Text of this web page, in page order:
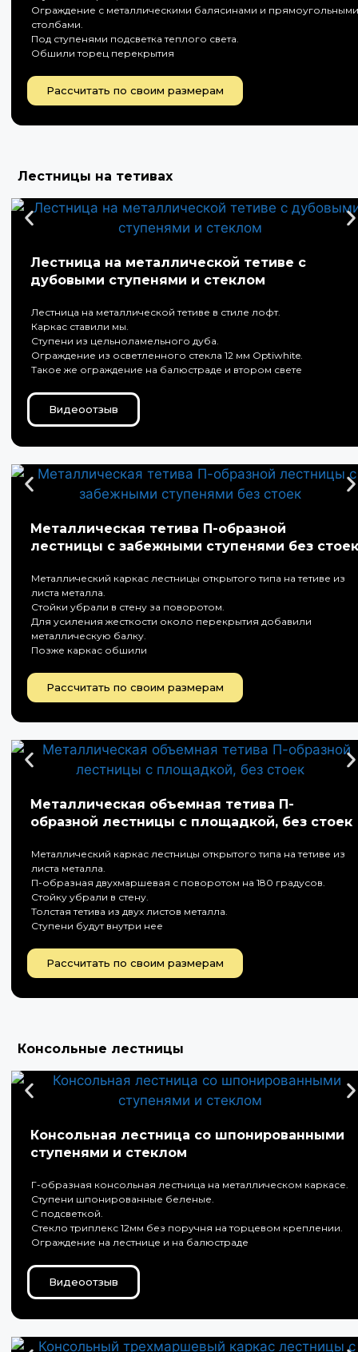
Ограждение с металлическими балясинами и прямоугольными
столбами.
Под ступенями подсветка теплого света.
Обшили торец перекрытия
Рассчитать по своим размерам
Лестницы на тетивах
Лестница на металлической тетиве с
дубовыми ступенями и стеклом
Лестница на металлической тетиве в стиле лофт.
Каркас ставили мы.
Ступени из цельноламельного дуба.
Ограждение из осветленного стекла 12 мм Optiwhite.
Такое же ограждение на балюстраде и втором свете
Видеоотзыв
Металлическая тетива П-образной
лестницы с забежными ступенями без стоек
Металлический каркас лестницы открытого типа на тетиве из
листа металла.
Стойки убрали в стену за поворотом.
Для усиления жесткости около перекрытия добавили
металлическую балку.
Позже каркас обшили
Рассчитать по своим размерам
Металлическая объемная тетива П-
образной лестницы с площадкой, без стоек
Металлический каркас лестницы открытого типа на тетиве из
листа металла.
П-образная двухмаршевая с поворотом на 180 градусов.
Стойку убрали в стену.
Толстая тетива из двух листов металла.
Ступени будут внутри нее
Рассчитать по своим размерам
Консольные лестницы
Консольная лестница со шпонированными
ступенями и стеклом
Г-образная консольная лестница на металлическом каркасе.
Ступени шпонированные беленые.
С подсветкой.
Стекло триплекс 12мм без поручня на торцевом креплении.
Ограждение на лестнице и на балюстраде
Видеоотзыв